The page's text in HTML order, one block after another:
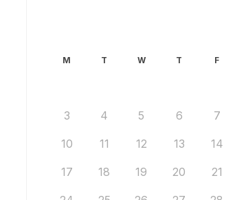
M T W T F
3 4 5 6 7
10 11 12 13 14
17 18 19 20 21